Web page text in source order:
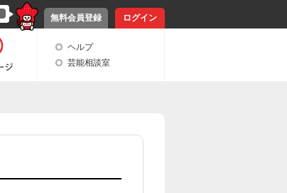
無料会員登録 ログイン
ヘルプ
芸能相談室